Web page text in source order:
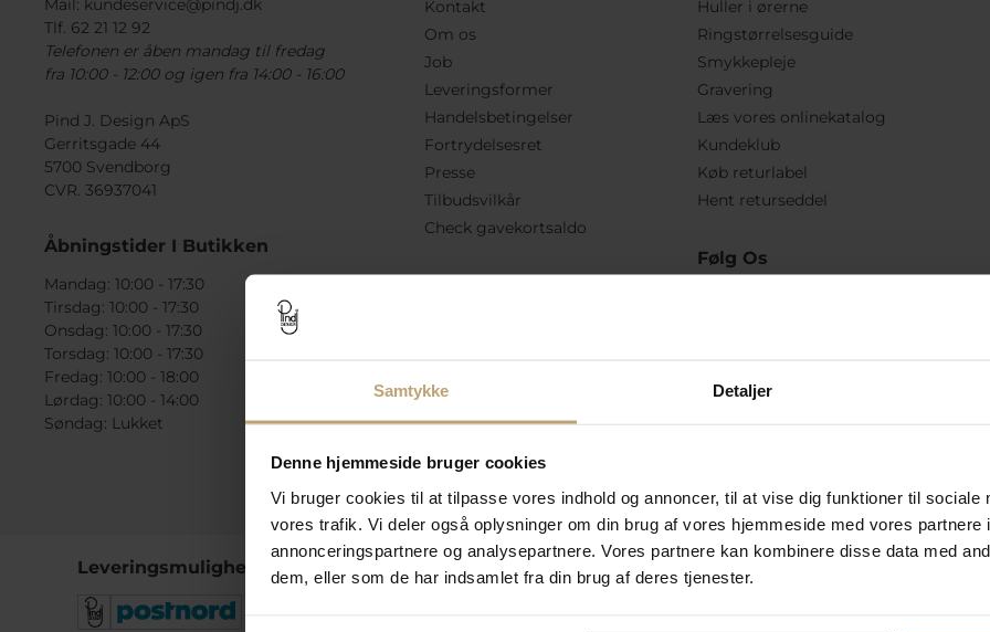
Samtykke Detaljer
Denne hjemmeside bruger cookies
Vi bruger cookies til at tilpasse vores indhold og annoncer, til at vise dig funktioner til sociale
vores trafik. Vi deler også oplysninger om din brug af vores hjemmeside med vores partnere
annonceringspartnere og analysepartnere. Vores partnere kan kombinere disse data med
dem, eller som de har indsamlet fra din brug af deres tjenester.
Mail: kundeservice@pindj.dk
Tlf. 62 21 12 92
Telefonen er åben mandag til fredag
fra 10:00 - 12:00 og igen fra 14:00 - 16:00
Pind J. Design ApS
Gerritsgade 44
5700 Svendborg
CVR. 36937041
Åbningstider I Butikken
Mandag: 10:00 - 17:30
Tirsdag: 10:00 - 17:30
Onsdag: 10:00 - 17:30
Torsdag: 10:00 - 17:30
Fredag: 10:00 - 18:00
Lørdag: 10:00 - 14:00
Søndag: Lukket
Kontakt
Om os
Job
Leveringsformer
Handelsbetingelser
Fortrydelsesret
Presse
Tilbudsvilkår
Check gavekortsaldo
Huller i ørerne
Ringstørrelsesguide
Smykkepleje
Gravering
Læs vores onlinekatalog
Kundeklub
Køb returlabel
Hent returseddel
Følg Os
Leveringsmuligheder Betalingsmuligheder